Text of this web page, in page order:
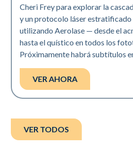
Cheri Frey para explorar la
y un protocolo láser
utilizando Aerolase — desde el
hasta el quístico en todos los
Próximamente habrá subtítulos
VER AHORA
VER TODOS